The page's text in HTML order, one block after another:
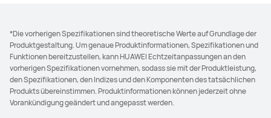
*Die vorherigen Spezifikationen sind theoretische Werte auf Grundlage der
Produktgestaltung. Um genaue Produktinformationen, Spezifikationen und
Funktionen bereitzustellen, kann HUAWEI Echtzeitanpassungen an den
vorherigen Spezifikationen vornehmen, sodass sie mit der Produktleistung,
den Spezifikationen, den Indizes und den Komponenten des tatsächlichen
Produkts übereinstimmen. Produktinformationen können jederzeit ohne
Vorankündigung geändert und angepasst werden.